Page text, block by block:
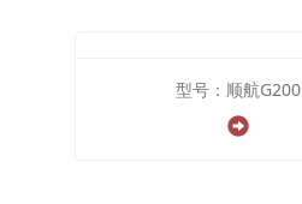
型号：顺航G200